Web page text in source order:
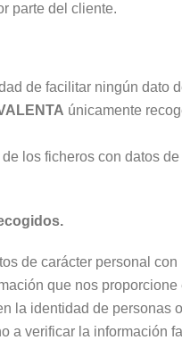
parte del cliente.
de facilitar ningún dato
únicamente
los ficheros con datos
de carácter personal
que nos
la identidad de
a verificar la información